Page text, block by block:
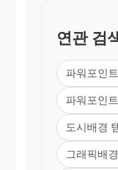
연관 검
파워포인
파워포인
도시배경
그래픽배